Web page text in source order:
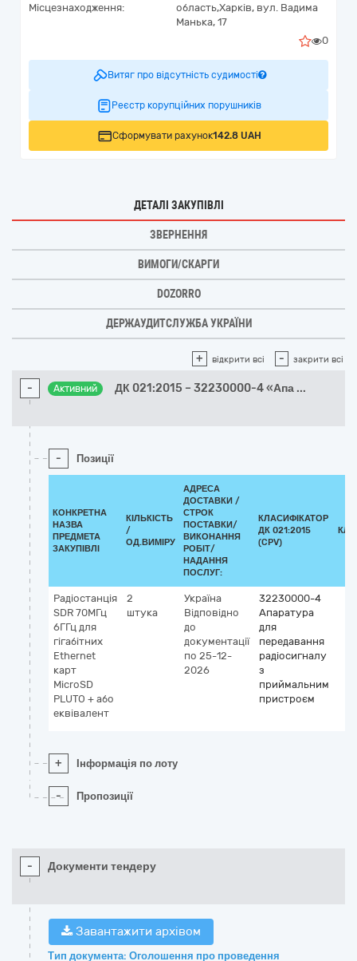
Місцезнаходження:
область,Харків, вул. Вадима
Манька, 17
0
Витяг про відсутність судимості
Реєстр корупційних порушників
Сформувати рахунок142.8 UAH
ДЕТАЛІ ЗАКУПІВЛІ
ЗВЕРНЕННЯ
ВИМОГИ/СКАРГИ
DOZORRO
ДЕРЖАУДИТСЛУЖБА УКРАЇНИ
+ відкрити всі - закрити всі
- Активний ДК 021:2015 – 32230000-4 «Апа ...
- Позиції
КОНКРЕТНА
НАЗВА
ПРЕДМЕТА
ЗАКУПІВЛІ
КІЛЬКІСТЬ
/
ОД.ВИМІРУ
АДРЕСА
ДОСТАВКИ /
СТРОК
ПОСТАВКИ/
ВИКОНАННЯ
РОБІТ/
НАДАННЯ
ПОСЛУГ:
КЛАСИФІКАТОР
ДК 021:2015
(CPV)
Радіостанція
SDR 70МГц
6ГГц для
гігабітних
Ethernet
карт
MicroSD
PLUTO + або
еквівалент
2
штука
Україна
Відповідно
до
документації
по 25-12-
2026
32230000-4
Апаратура
для
передавання
радіосигналу
з
приймальним
пристроєм
+ Інформація по лоту
- Пропозиції
- Документи тендеру
Завантажити архівом
Тип документа: Оголошення про проведення